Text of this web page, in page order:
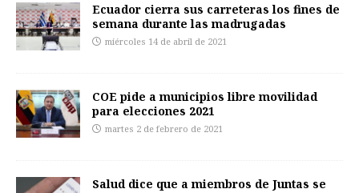
Ecuador cierra sus carreteras los fines de
semana durante las madrugadas
miércoles 14 de abril de 2021
COE pide a municipios libre movilidad
para elecciones 2021
martes 2 de febrero de 2021
Salud dice que a miembros de Juntas se